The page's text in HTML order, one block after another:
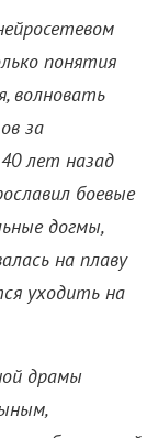
за
лет назад
боевые
догмы,
на плаву
уходить на
драмы
по 1980-м
фильмы и